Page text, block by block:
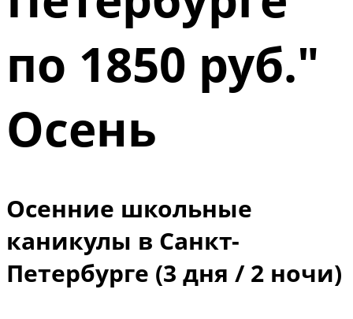
по 1850 руб."
Осень
Осенние школьные
каникулы в Санкт-
Петербурге (3 дня / 2 ночи)